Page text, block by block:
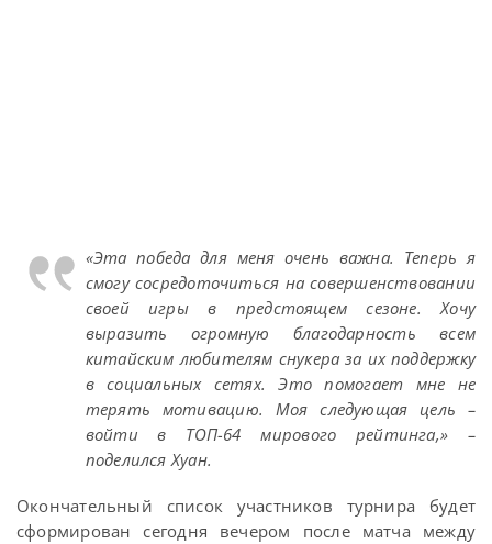
«Эта победа для меня очень важна. Теперь я
смогу сосредоточиться на совершенствовании
своей игры в предстоящем сезоне. Хочу
выразить огромную благодарность всем
китайским любителям снукера за их поддержку
в социальных сетях. Это помогает мне не
терять мотивацию. Моя следующая цель –
войти в ТОП-64 мирового рейтинга,» –
поделился Хуан.
Окончательный список участников турнира будет
сформирован сегодня вечером после матча между